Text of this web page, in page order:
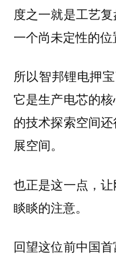
度之一就是工艺
一个尚未定性的位
所以智邦锂电押
它是生产电芯的
的技术探索空间
展空间。
也正是这一点，
睒睒的注意。
回望这位前中国